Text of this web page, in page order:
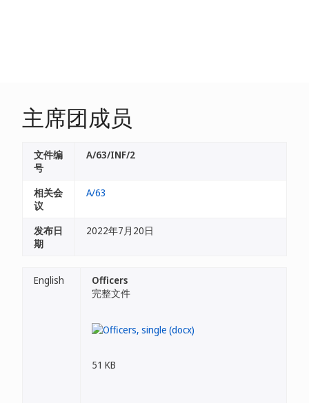
主席团成员
文件编
号
A/63/INF/2
相关会
议
A/63
发布日
期
2022年7月20日
English
Officers
完整文件
51 KB